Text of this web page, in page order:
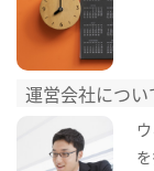
運営会社につい